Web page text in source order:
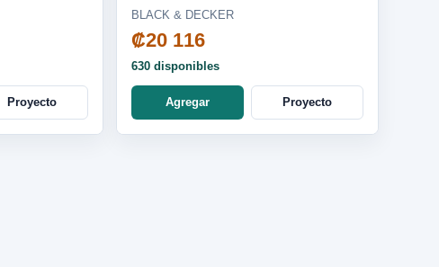
Proyecto
BLACK & DECKER
₡20 116
630 disponibles
Agregar Proyecto